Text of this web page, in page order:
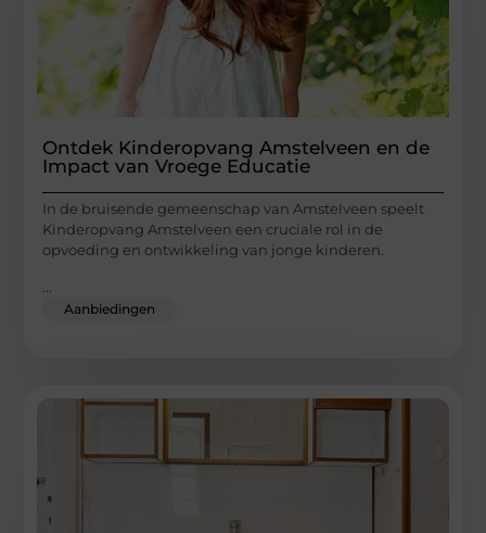
Ontdek Kinderopvang Amstelveen en de
Impact van Vroege Educatie
In de bruisende gemeenschap van Amstelveen speelt
Kinderopvang Amstelveen een cruciale rol in de
opvoeding en ontwikkeling van jonge kinderen.
Aanbiedingen